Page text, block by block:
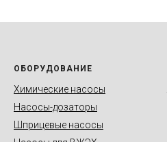
ОБОРУДОВАНИЕ
Химические насосы
Насосы-дозаторы
Шприцевые насосы